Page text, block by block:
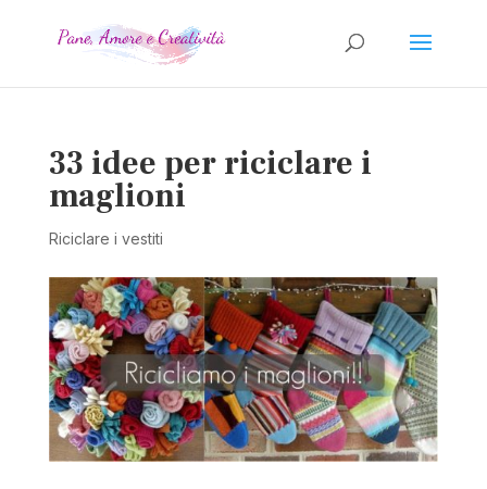
33 idee per riciclare i
maglioni
Riciclare i vestiti